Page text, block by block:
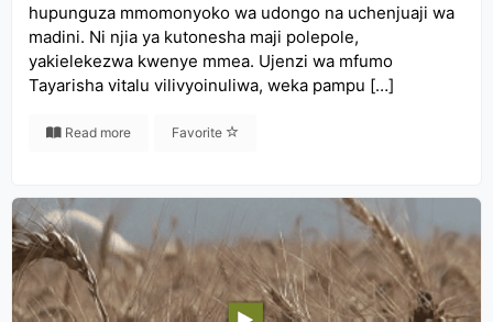
hupunguza mmomonyoko wa udongo na uchenjuaji wa
madini. Ni njia ya kutonesha maji polepole,
yakielekezwa kwenye mmea. Ujenzi wa mfumo
Tayarisha vitalu vilivyoinuliwa, weka pampu […]
Read more Favorite